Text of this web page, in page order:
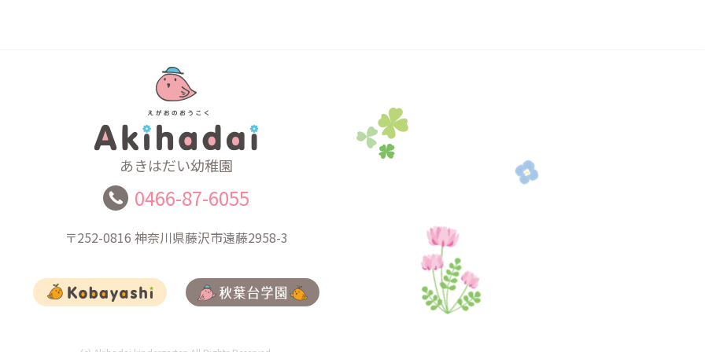
あきはだい幼稚園
0466-87-6055
〒252-0816 神奈川県藤沢市遠藤2958-3